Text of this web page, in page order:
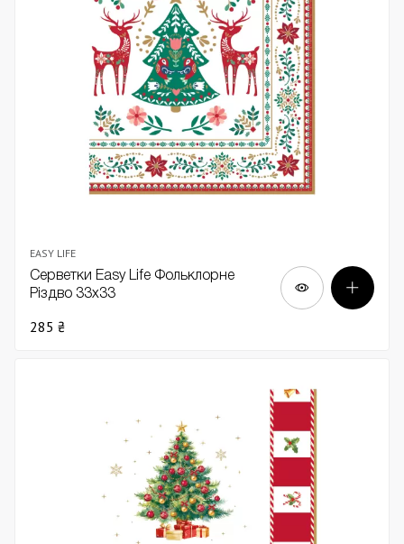
EASY LIFE
Серветки Easy Life Фольклорне
Різдво 33х33
285 ₴